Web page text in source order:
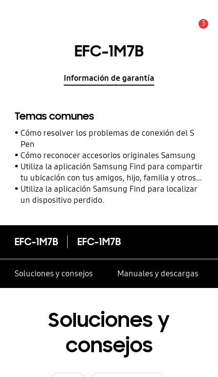
3
EFC-1M7B
Información de garantía
Temas comunes
Cómo resolver los problemas de conexión del S
Pen
Cómo reconocer accesorios originales Samsung
Utiliza la aplicación Samsung Find para compartir
tu ubicación con tus amigos, hijo, familia y otros
contactos
Utiliza la aplicación Samsung Find para localizar
un dispositivo perdido.
EFC-1M7B EFC-1M7B
Soluciones y consejos Manuales y descargas
Soluciones y
consejos